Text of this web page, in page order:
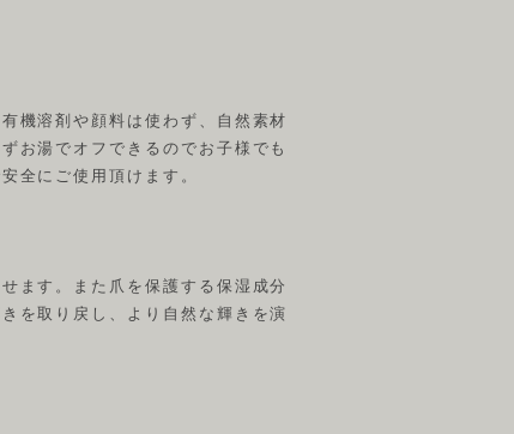
機溶剤や顔料は使わず、自然素材
お湯でオフできるのでお子様でも
全にご使用頂けます。
ます。また爪を保護する保湿成分
を取り戻し、より自然な輝きを演